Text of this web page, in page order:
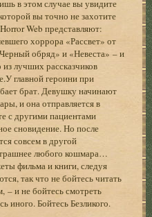
в этом случае вы увидите
вы точно не захотите
Web представляют:
хоррора «Рассвет» от
обряд» и «Невеста» – и
лучших рассказчиков
главной героини при
брат. Девушку начинают
и она отправляется в
с другими пациентами
сновидение. Но после
совсем в другой
любого кошмара…
фильма и книги, следуя
так что не бойтесь читать
– и не бойтесь смотреть
иного. Бойтесь Безликого.